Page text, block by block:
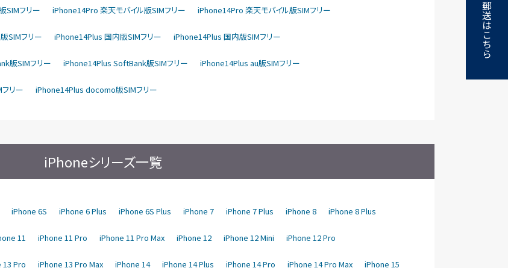
郵送はこちら
SIMフリー iPhone14Pro 楽天モバイル版SIMフリー iPhone14Pro 楽天モバイル版SIMフリー
SIMフリー iPhone14Plus 国内版SIMフリー iPhone14Plus 国内版SIMフリー
版SIMフリー iPhone14Plus SoftBank版SIMフリー iPhone14Plus au版SIMフリー
リー iPhone14Plus docomo版SIMフリー
iPhoneシリーズ一覧
iPhone 6S iPhone 6 Plus iPhone 6S Plus iPhone 7 iPhone 7 Plus iPhone 8 iPhone 8 Plus
11 iPhone 11 Pro iPhone 11 Pro Max iPhone 12 iPhone 12 Mini iPhone 12 Pro
13 Pro iPhone 13 Pro Max iPhone 14 iPhone 14 Plus iPhone 14 Pro iPhone 14 Pro Max iPhone 15